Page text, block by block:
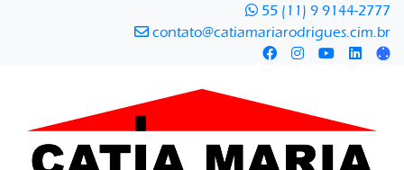
55 (11) 9 9144-2777
contato@catiamariarodrigues.cim.br